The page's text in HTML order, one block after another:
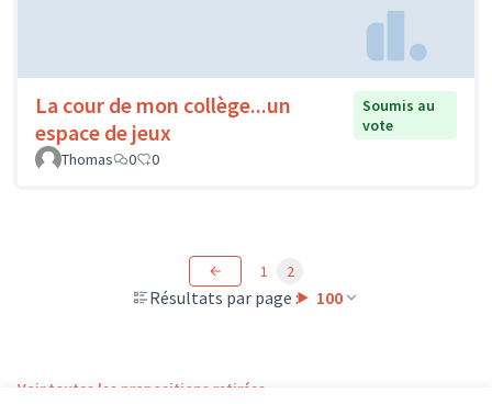
La cour de mon collège...un
espace de jeux
Soumis au
vote
Thomas
0 0
Résultats par page : 100
1 2
Voir toutes les propositions retirées